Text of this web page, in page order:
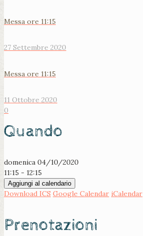
Messa ore 11:15
27 Settembre 2020
Messa ore 11:15
11 Ottobre 2020
0
Quando
domenica 04/10/2020
11:15 - 12:15
Aggiungi al calendario
Download ICS Google Calendar iCalendar
Prenotazioni